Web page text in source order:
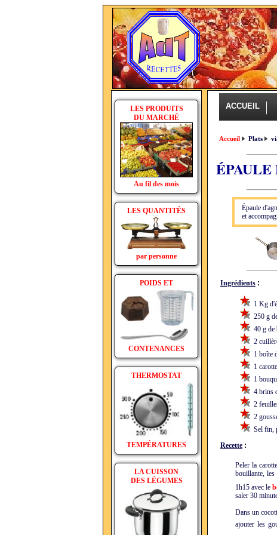
LES PRODUITS
DU MARCHÉ
Au fil des mois
LES QUANTITÉS
par personne
POIDS ET
CONTENANCES
THERMOSTAT
TEMPÉRATURES
LA CUISSON
DES LÉGUMES
ACCUEIL
Accueil Plats
Épaule
et
Ingrédients :
1 Kg
250 g
40 g de
2
1 boîte
1 carotte
1
4 brins
2
2
Sel fin,
Recette :
Peler la
bouillante,
1h15 avec le
saler 30
Dans un
ajouter les